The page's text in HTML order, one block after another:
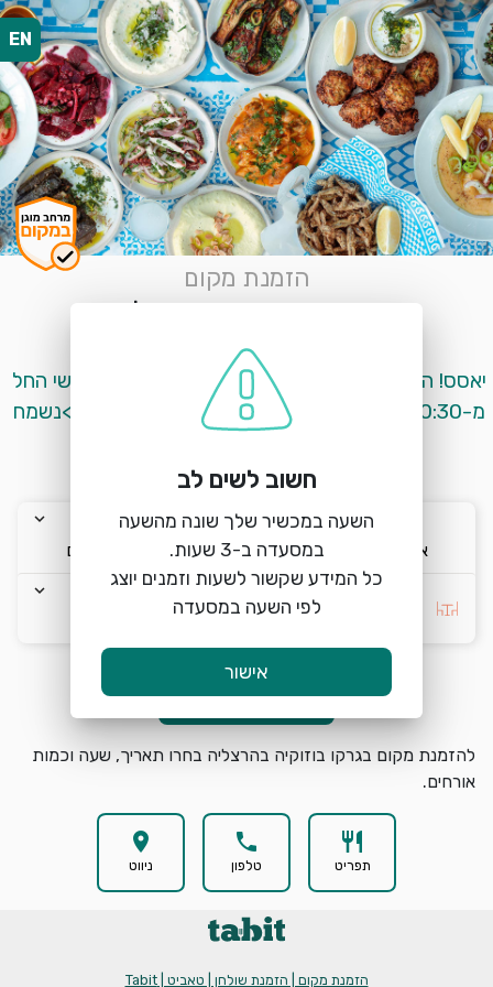
הזמנת מקום
גרקו בוזוקיה בהרצליה
keyboard_arrow_down
א׳ 9/8
keyboard_arrow_down
07:00
keyboard_arrow_down
keyboard_arrow_down
בחרו העדפה *
search הזמנת מקום
להזמנת מקום בגרקו בוזוקיה בהרצליה בחרו תאריך, שעה וכמות
אורחים.
restaurant
תפריט
phone
טלפון
location_on
ניווט
EN
הזמנת מקום | הזמנת שולחן | טאביט | Tabit
חשוב לשים לב
השעה במכשיר שלך שונה מהשעה
כל המידע שקשור לשעות וזמנים יוצג
לפי השעה במסעדה
אישור